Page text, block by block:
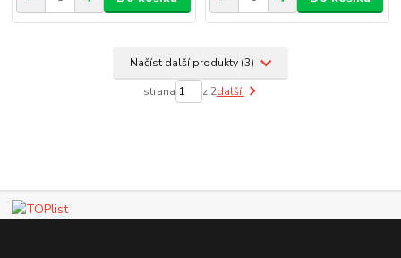
Načíst další produkty (3)
strana z 2další